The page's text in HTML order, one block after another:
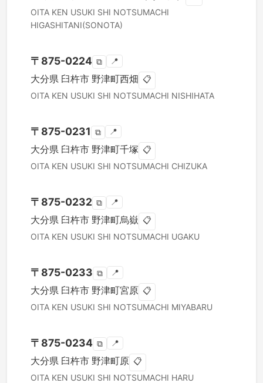
OITA KEN USUKI SHI NOTSUMACHI
HIGASHITANI(SONOTA)
〒 875-0224 ⧉ 📍
大分県 臼杵市 野津町西畑 📋
OITA KEN USUKI SHI NOTSUMACHI NISHIHATA
〒 875-0231 ⧉ 📍
大分県 臼杵市 野津町千塚 📋
OITA KEN USUKI SHI NOTSUMACHI CHIZUKA
〒 875-0232 ⧉ 📍
大分県 臼杵市 野津町烏嶽 📋
OITA KEN USUKI SHI NOTSUMACHI UGAKU
〒 875-0233 ⧉ 📍
大分県 臼杵市 野津町宮原 📋
OITA KEN USUKI SHI NOTSUMACHI MIYABARU
〒 875-0234 ⧉ 📍
大分県 臼杵市 野津町原 📋
OITA KEN USUKI SHI NOTSUMACHI HARU